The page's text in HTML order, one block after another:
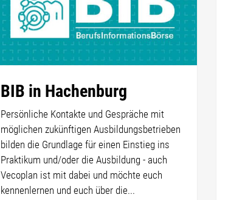
BIB in Hachenburg
Persönliche Kontakte und Gespräche mit
möglichen zukünftigen Ausbildungsbetrieben
bilden die Grundlage für einen Einstieg ins
Praktikum und/oder die Ausbildung - auch
Vecoplan ist mit dabei und möchte euch
kennenlernen und euch über die...